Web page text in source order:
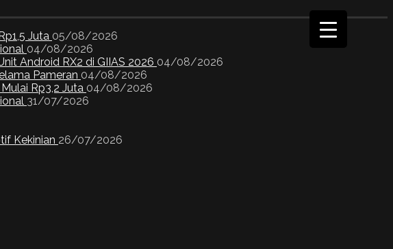
Juta 05/08/2026
04/08/2026
Android RX2 di GIIAS 2026 04/08/2026
Pameran 04/08/2026
Rp3,2 Juta 04/08/2026
31/07/2026
Kekinian 26/07/2026